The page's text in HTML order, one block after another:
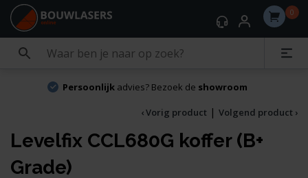
0
Persoonlijkadvies? Bezoek de showroom
‹ Vorig product | Volgend product ›
Levelfix CCL680G koffer (B+
Grade)